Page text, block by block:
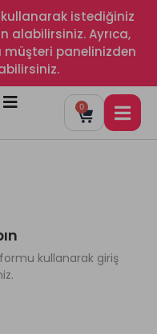
kullanarak istediğiniz
alabilirsiniz. Ayrıca,
müşteri panelinizden
0
formu kullanarak giriş